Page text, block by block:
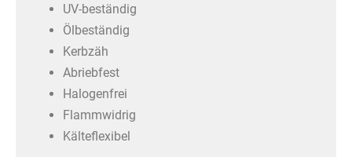
UV-beständig
Ölbeständig
Kerbzäh
Abriebfest
Halogenfrei
Flammwidrig
Kälteflexibel